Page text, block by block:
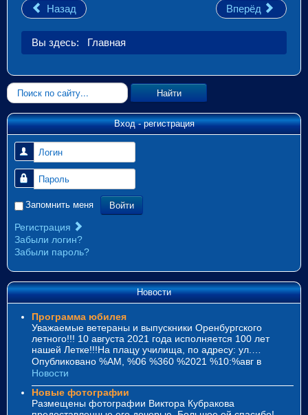
Назад Вперёд
Вы здесь: Главная
Искать... Найти
Вход - регистрация
Логин
Пароль
Запомнить меня Войти
Регистрация
Забыли логин?
Забыли пароль?
Новости
Программа юбилея
Уважаемые ветераны и выпускники Оренбургского
летного!!! 10 августа 2021 года исполняется 100 лет
нашей Летке!!!На плацу училища, по адресу: ул.…
Опубликовано %AM, %06 %360 %2021 %10:%авг в
Новости
Новые фотографии
Размещены фотографии Виктора Кубракова